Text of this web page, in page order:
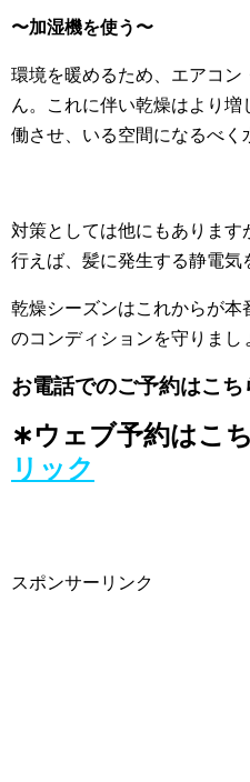
〜加湿機を使う〜
環境を暖めるため、エアコ
ん。これに伴い乾燥はより
働させ、いる空間になるべく
対策としては他にもありま
行えば、髪に発生する静電気
乾燥シーズンはこれからが
のコンディションを守りまし
お電話でのご予約は
∗ウェブ予約は
リック
スポンサーリンク